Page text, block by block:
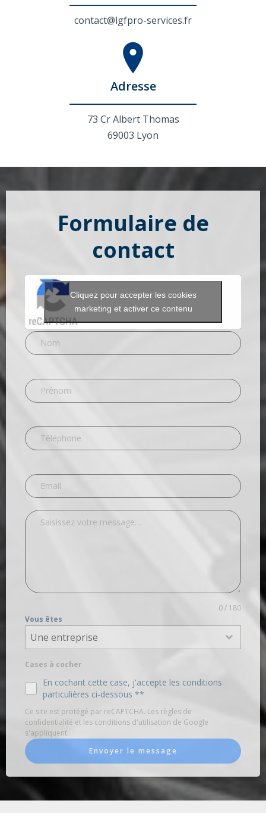
contact@lgfpro-services.fr
Adresse
73 Cr Albert Thomas
69003 Lyon
Formulaire de
contact
Cliquez pour accepter les cookies
marketing et activer ce contenu
0 / 180
Vous êtes
Une entreprise
Cases à cocher
En cochant cette case, j'accepte les conditions
particulières ci-dessous **
Ce site est protégé par reCAPTCHA. Les règles de
confidentialité et les conditions d'utilisation de Google
s'appliquent.
Envoyer le message